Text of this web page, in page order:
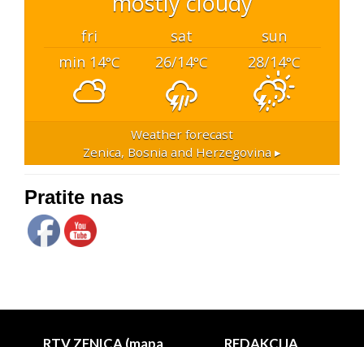
fri sat
sun
min 14°C 26/14°C 28/14°C
Weather forecast
Zenica, Bosnia and Herzegovina ▸
Pratite nas
RTV ZENICA (mapa REDAKCIJA